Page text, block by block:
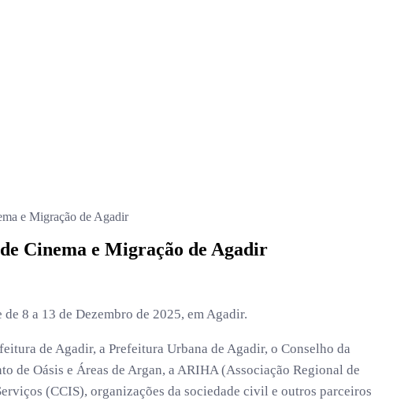
e Migração de Agadir
Cinema e Migração de Agadir
8 a 13 de Dezembro de 2025, em Agadir.
de Agadir, a Prefeitura Urbana de Agadir, o Conselho da
de Oásis e Áreas de Argan, a ARIHA (Associação Regional de
(CCIS), organizações da sociedade civil e outros parceiros